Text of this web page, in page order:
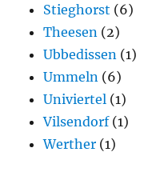
Stieghorst (6)
Theesen (2)
Ubbedissen (1)
Ummeln (6)
Univiertel (1)
Vilsendorf(1)
Werther (1)